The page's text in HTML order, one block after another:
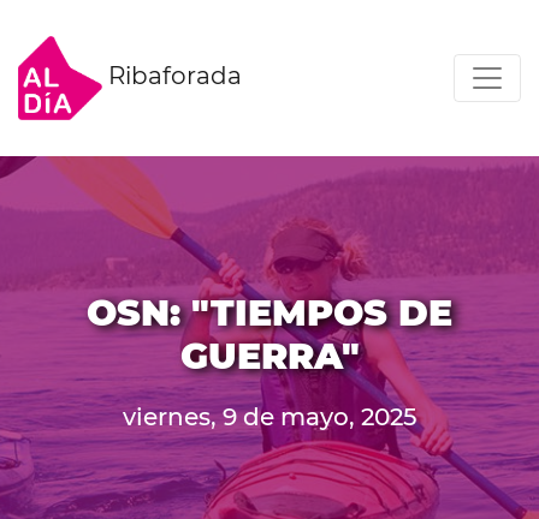
Ribaforada
OSN: "TIEMPOS DE
GUERRA"
viernes, 9 de mayo, 2025